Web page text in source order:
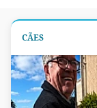
CÃES